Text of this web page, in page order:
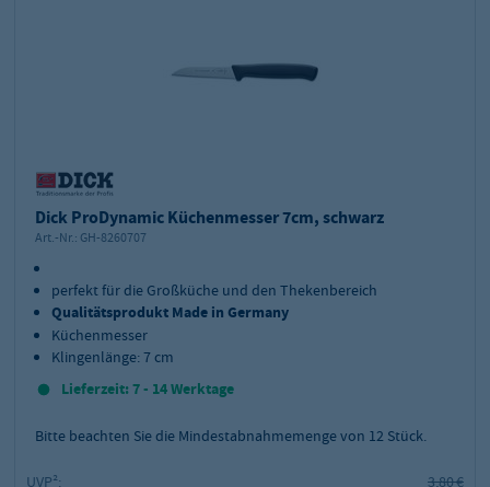
Dick ProDynamic Küchenmesser 7cm, schwarz
Art.-Nr.: GH-8260707
perfekt für die Großküche und den Thekenbereich
Qualitätsprodukt Made in Germany
Küchenmesser
Klingenlänge: 7 cm
Lieferzeit: 7 - 14 Werktage
Bitte beachten Sie die Mindestabnahmemenge von 12 Stück.
UVP²:
3,80 €